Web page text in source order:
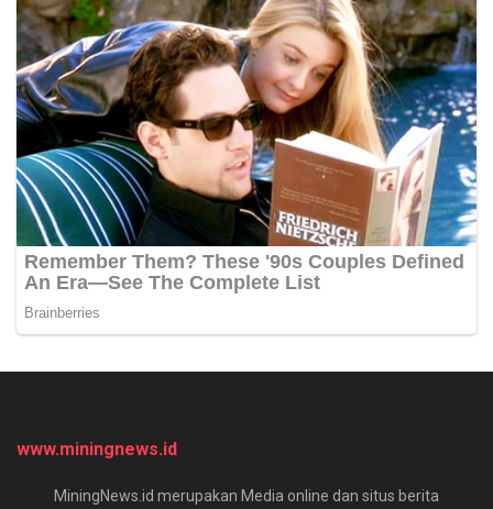
www.miningnews.id
MiningNews.id merupakan Media online dan situs berita